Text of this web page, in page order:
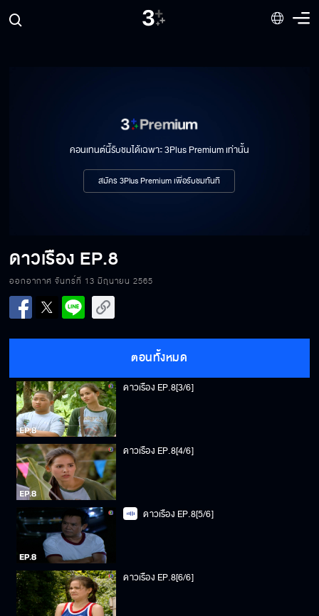
คอนเทนต์นี้รับชมได้เฉพาะ 3Plus Premium เท่านั้น
สมัคร 3Plus Premium เพื่อรับชมทันที
ดาวเรือง EP.8
ออกอากาศ จันทร์ที่ 13 มิถุนายน 2565
ตอนทั้งหมด
ดาวเรือง EP.8[3/6]
ดาวเรือง EP.8[4/6]
ดาวเรือง EP.8[5/6]
ดาวเรือง EP.8[6/6]